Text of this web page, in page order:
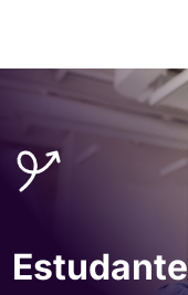
Estudante